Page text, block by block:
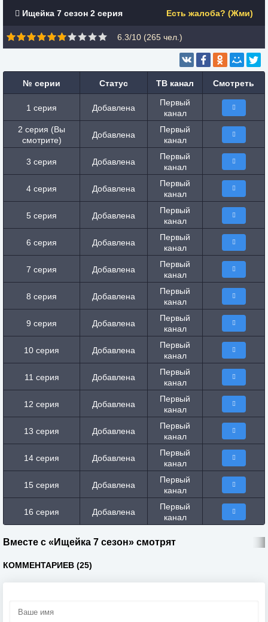
Ищейка 7 сезон 2 серия Есть жалоба? (Жми)
6.3/10 (265 чел.)
№ серии Статус ТВ канал Смотреть
1 серия Добавлена
Первый
канал
2 серия (Вы
смотрите)
Добавлена
Первый
канал
3 серия Добавлена
Первый
канал
4 серия Добавлена
Первый
канал
5 серия Добавлена
Первый
канал
6 серия Добавлена
Первый
канал
7 серия Добавлена
Первый
канал
8 серия Добавлена
Первый
канал
9 серия Добавлена
Первый
канал
10 серия Добавлена
Первый
канал
11 серия Добавлена
Первый
канал
12 серия Добавлена
Первый
канал
13 серия Добавлена
Первый
канал
14 серия Добавлена
Первый
канал
15 серия Добавлена
Первый
канал
16 серия Добавлена
Первый
канал
Вместе с «Ищейка 7 сезон» смотрят
КОММЕНТАРИЕВ (25)